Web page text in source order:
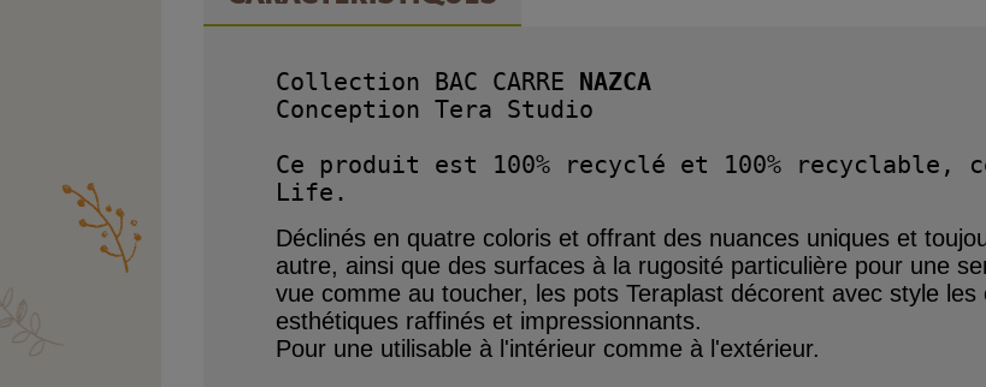
Collection BAC CARRE NAZCA
Conception Tera Studio
Ce produit est 100% recyclé et 100% recyclable,
Déclinés en quatre coloris et offrant des nuances uniques et
autre, ainsi que dessurfaces à la rugosité particulière pour une
vue comme au toucher, les pots Teraplast décorent avec style les
esthétiques raffinés et impressionnants.
Pour une utilisable à l'intérieur comme à l'extérieur.